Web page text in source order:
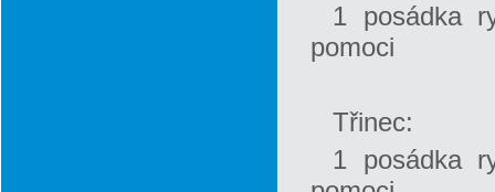
1 posádka
pomoci
Třinec:
1 posádka